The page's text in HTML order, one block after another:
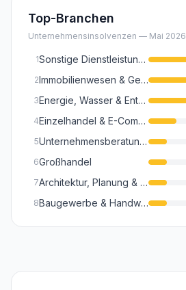
Top-Branchen
Unternehmensinsolvenzen — Mai 2026
1 Sonstige Dienstleistungen (Kultur, Sport, Reinigung, Sicherheit, Wellness)
2 Immobilienwesen & Gebäudemanagement
3 Energie, Wasser & Entsorgung
4 Einzelhandel & E-Commerce (Inkl. Textilhandel)
5 Unternehmensberatung, Recht & Steuern
6Großhandel
7 Architektur, Planung & Forschung
8 Baugewerbe & Handwerk (Inkl. Baunebengewerbe)